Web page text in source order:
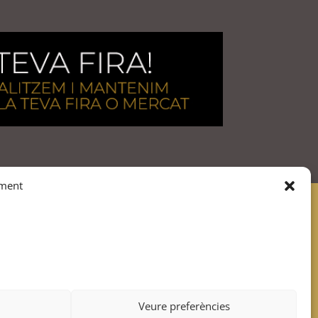
Veure preferències